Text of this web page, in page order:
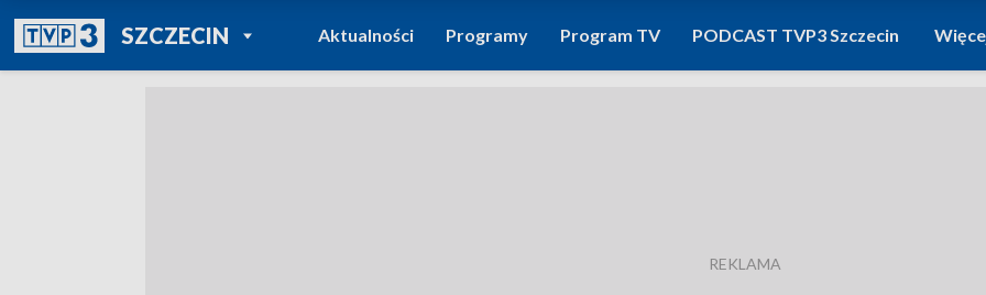
SZCZECINPOWRÓT DO
TVP REGIONY
Aktualności Programy Program TV PODCAST TVP3 Szczecin